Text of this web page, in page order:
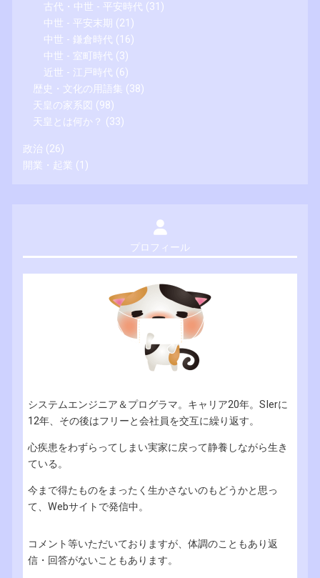
古代・中世 - 平安時代 (31)
中世 - 平安末期 (21)
中世 - 鎌倉時代 (16)
中世 - 室町時代 (3)
近世 - 江戸時代 (6)
歴史・文化の用語集 (38)
天皇の家系図 (98)
天皇とは何か？ (33)
政治 (26)
開業・起業 (1)
プロフィール
システムエンジニア＆プログラマ。キャリア20年。SIerに
12年、その後はフリーと会社員を交互に繰り返す。
心疾患をわずらってしまい実家に戻って静養しながら生き
ている。
今まで得たものをまったく生かさないのもどうかと思っ
て、Webサイトで発信中。
コメント等いただいておりますが、体調のこともあり返
信・回答がないこともあります。